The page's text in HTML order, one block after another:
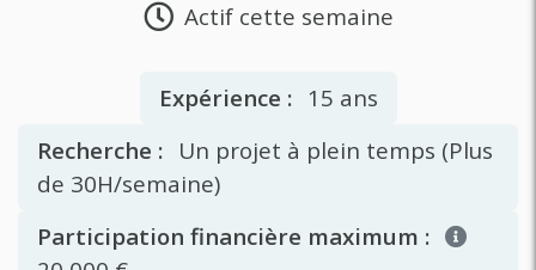
Actif cette semaine
Expérience : 15 ans
Recherche : Un projet à plein temps (Plus
de 30H/semaine)
Participation financière maximum :